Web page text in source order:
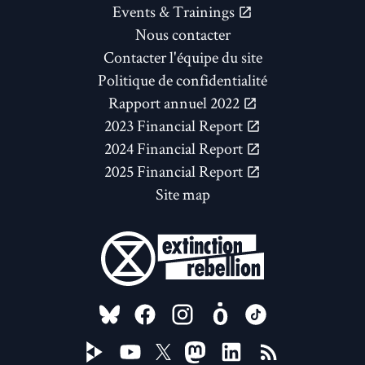
Events & Trainings
Nous contacter
Contacter l'équipe du site
Politique de confidentialité
Rapport annuel 2022
2023 Financial Report
2024 Financial Report
2025 Financial Report
Site map
FOLLOW US ON